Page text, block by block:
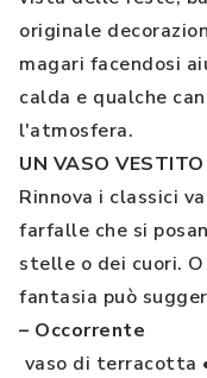
originale
magari facendosi
calda e qualche
l'atmosfera.
UN VASO
Rinnova i classici
farfalle che si
stelle o dei cuori.
fantasia può
– Occorrente
vaso di terracotta